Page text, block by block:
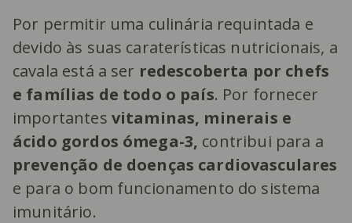
Por permitir uma culinária requintada e
devido às suas caraterísticas nutricionais, a
cavala está a ser redescoberta por chefs
e famílias de todo o país. Por fornecer
importantes vitaminas, minerais e
ácido gordos ómega-3, contribui para a
prevenção de doenças cardiovasculares
e para o bom funcionamento do sistema
imunitário.